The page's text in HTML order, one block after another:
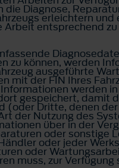
die Diagnose,
erleichtern und
Arbeit entsprechend zu
zu können, werden
ausgeführte
mit der FIN Ihres
werden
gespeichert, damit
(oder Dritte, denen
der Nutzung des
über in der
oder sonstige
oder jeder
oder
muss, zur